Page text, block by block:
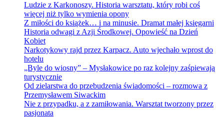
Ludzie z Karkonoszy. Historia warsztatu, który robi coś
więcej niż tylko wymienia opony
Z miłości do książek… i na minusie. Dramat małej księgarni
Historia odwagi z Azji Środkowej. Opowieść na Dzień
Kobiet
Narkotykowy rajd przez Karpacz. Auto wjechało wprost do
hotelu
„Byle do wiosny” – Mysłakowice po raz kolejny zaśpiewają
turystycznie
Od zielarstwa do przebudzenia świadomości – rozmowa z
Przemysławem Siwackim
Nie z przypadku, a z zamiłowania. Warsztat tworzony przez
pasjonata